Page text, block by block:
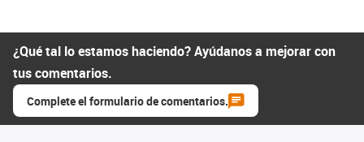
¿Qué tal lo estamos haciendo? Ayúdanos a mejorar con
tus comentarios.
Complete el formulario de comentarios.